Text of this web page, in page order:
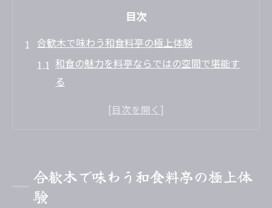
目次
合歓木で味わう和食料亭の極上体験
和食の魅力を料亭ならではの空間で堪能す
る
新鮮な食材が織りなす和食料亭の醍醐味を
心安らぐ料亭の雰囲気で味わう和食体験
合歓木で味わう和食料亭の極上体
験